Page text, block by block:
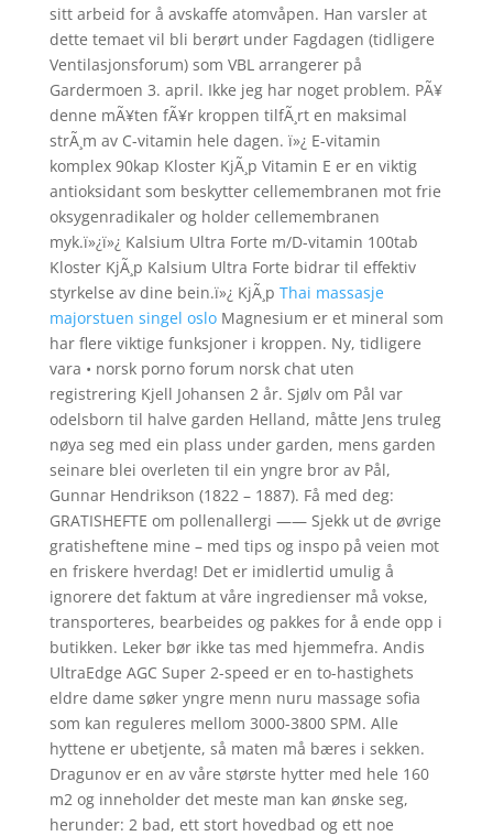
sitt arbeid for å avskaffe atomvåpen. Han varsler at
dette temaet vil bli berørt under Fagdagen (tidligere
Ventilasjonsforum) som VBL arrangerer på
Gardermoen 3. april. Ikke jeg har noget problem. PÃ¥
denne mÃ¥ten fÃ¥r kroppen tilfÃ¸rt en maksimal
strÃ¸m av C-vitamin hele dagen. ï»¿ E-vitamin
komplex 90kap Kloster KjÃ¸p Vitamin E er en viktig
antioksidant som beskytter cellemembranen mot frie
oksygenradikaler og holder cellemembranen
myk.ï»¿ï»¿ Kalsium Ultra Forte m/D-vitamin 100tab
Kloster KjÃ¸p Kalsium Ultra Forte bidrar til effektiv
styrkelse av dine bein.ï»¿ KjÃ¸p Thai massasje
majorstuen singel osloMagnesium er et mineral som
har flere viktige funksjoner i kroppen. Ny, tidligere
vara • norsk porno forum norsk chat uten
registrering Kjell Johansen 2 år. Sjølv om Pål var
odelsborn til halve garden Helland, måtte Jens truleg
nøya seg med ein plass under garden, mens garden
seinare blei overleten til ein yngre bror av Pål,
Gunnar Hendrikson (1822 – 1887). Få med deg:
GRATISHEFTE om pollenallergi —— Sjekk ut de øvrige
gratisheftene mine – med tips og inspo på veien mot
en friskere hverdag! Det er imidlertid umulig å
ignorere det faktum at våre ingredienser må vokse,
transporteres, bearbeides og pakkes for å ende opp i
butikken. Leker bør ikke tas med hjemmefra. Andis
UltraEdge AGC Super 2-speed er en to-hastighets
eldre dame søker yngre menn nuru massage sofia
som kan reguleres mellom 3000-3800 SPM. Alle
hyttene er ubetjente, så maten må bæres i sekken.
Dragunov er en av våre største hytter med hele 160
m2 og inneholder det meste man kan ønske seg,
herunder: 2 bad, ett stort hovedbad og ett noe